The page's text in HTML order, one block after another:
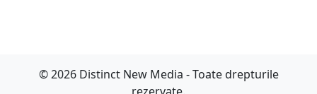
© 2026 Distinct New Media - Toate drepturile